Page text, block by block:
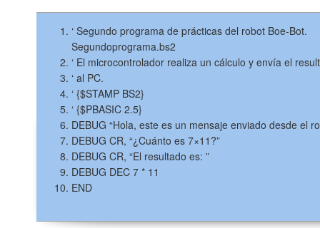
‘ Segundo programa de prácticas del robot Boe-Bot.
Segundoprograma.bs2
‘ El microcontrolador realiza un cálculo y envía el
‘ al PC.
‘ {$STAMP BS2}
‘ {$PBASIC 2.5}
DEBUG “Hola, este es un mensaje enviado desde el
DEBUG CR, “¿Cuánto es 7×11?”
DEBUG CR, “El resultado es: ”
DEBUG DEC 7 * 11
END